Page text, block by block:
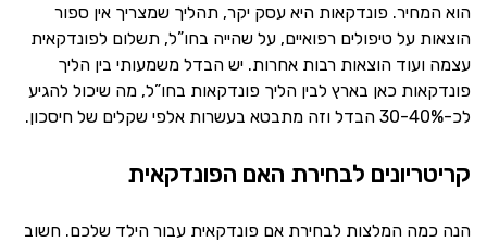
הוא המחיר. פונדקאות היא עסק יקר, תהליך שמצריך אין ספור
הוצאות על טיפולים רפואיים, על שהייה בחו”ל, תשלום לפונדקאית
עצמה ועוד הוצאות רבות אחרות. יש הבדל משמעותי בין הליך
פונדקאות כאן בארץ לבין הליך פונדקאות בחו”ל, מה שיכול להגיע
לכ-30-40% הבדל וזה מתבטא בעשרות אלפי שקלים של חיסכון.
קריטריונים לבחירת האם הפונדקאית
הנה כמה המלצות לבחירת אם פונדקאית עבור הילד שלכם. חשוב